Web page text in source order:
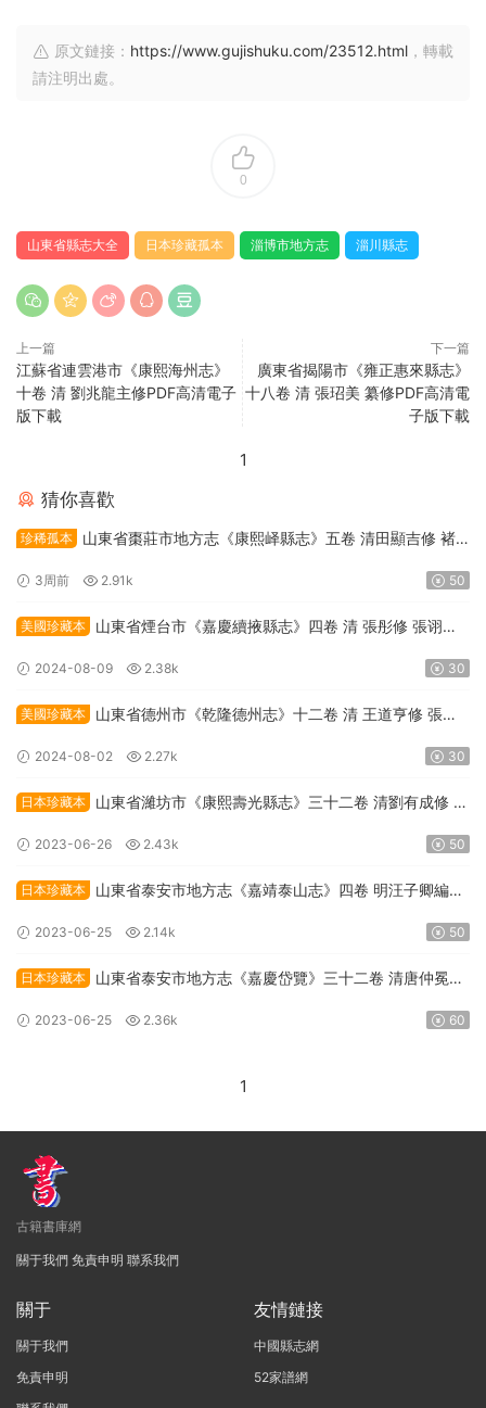
原文鏈接： https://www.gujishuku.com/23512.html ，轉載
請注明出處。
0
山東省縣志大全 日本珍藏孤本 淄博市地方志 淄川縣志
上一篇
江蘇省連雲港市《康熙海州志》
十卷 清 劉兆龍主修PDF高清電子
版下載
下一篇
廣東省揭陽市《雍正惠來縣志》
十八卷 清 張玿美 纂修PDF高清電
子版下載
1
猜你喜歡
珍稀孤本
山東省棗莊市地方志《康熙峄縣志》五卷 清田顯吉修 褚
3周前 2.91k 50
美國珍藏本
山東省煙台市《嘉慶續掖縣志》四卷 清 張彤修 張诩纂
2024-08-09 2.38k 30
美國珍藏本
山東省德州市《乾隆德州志》十二卷 清 王道亨修 張慶
2024-08-02 2.27k 30
日本珍藏本
山東省濰坊市《康熙壽光縣志》三十二卷 清劉有成修 安
2023-06-26 2.43k 50
日本珍藏本
山東省泰安市地方志《嘉靖泰山志》四卷 明汪子卿編撰
2023-06-25 2.14k 50
日本珍藏本
山東省泰安市地方志《嘉慶岱覽》三十二卷 清唐仲冕輯
2023-06-25 2.36k 60
1
古籍書庫網
關于我們 免責申明 聯系我們
關于
關于我們
免責申明
友情鏈接
中國縣志網
52家譜網